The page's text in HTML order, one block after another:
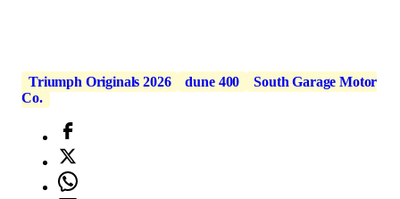
Triumph Originals 2026 dune 400
South Garage Motor
Co.